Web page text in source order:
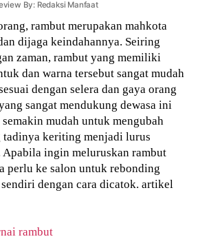
By: Redaksi Manfaat
rambut merupakan mahkota
dijaga keindahannya. Seiring
zaman, rambut yang memiliki
dan warna tersebut sangat mudah
dengan selera dan gaya orang
sangat mendukung dewasa ini
mudah untuk mengubah
tadinya keriting menjadi lurus
Apabila ingin meluruskan rambut
perlu ke salon untuk rebonding
dengan cara dicatok. artikel
rambut